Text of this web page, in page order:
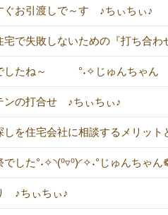
ぐお引渡しで～す ♪ちぃちぃ♪
宅で失敗しないための『打ち合わ
したね～ °˖✧じゅんちゃん
ンの打合せ ♪ちぃちぃ♪
しを住宅会社に相談するメリット
でした°˖✧◝(⁰▿⁰)◜✧˖°じゅんちゃん
♪ちぃちぃ♪